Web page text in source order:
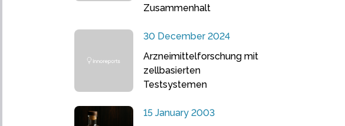
Zusammenhalt
30 December 2024
Arzneimittelforschung mit
zellbasierten
Testsystemen
15 January 2003